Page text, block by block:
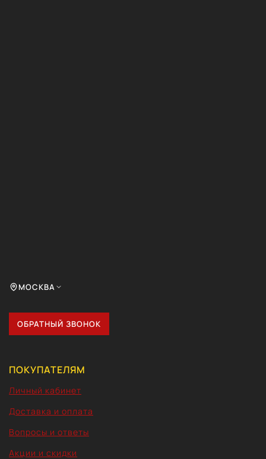
МОСКВА
ОБРАТНЫЙ ЗВОНОК
ПОКУПАТЕЛЯМ
Личный кабинет
Доставка и оплата
Вопросы и ответы
Акции и скидки